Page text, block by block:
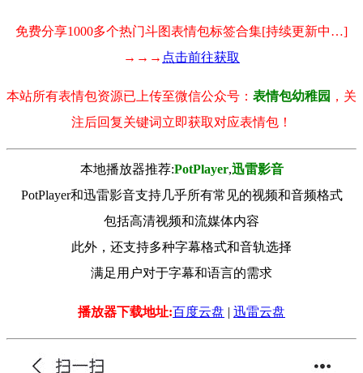
免费分享1000多个热门斗图表情包标签合集[持续更新中…]
→→→ 点击前往获取
本站所有表情包资源已上传至微信公众号： 表情包幼稚园 ，关
注后回复关键词立即获取对应表情包！
本地播放器推荐:РotРlayer,迅雷影音
PotPlayer和迅雷影音支持几乎所有常见的视频和音频格式
包括高清视频和流媒体内容
此外，还支持多种字幕格式和音轨选择
满足用户对于字幕和语言的需求
播放器下载地址:百度云盘 | 迅雷云盘